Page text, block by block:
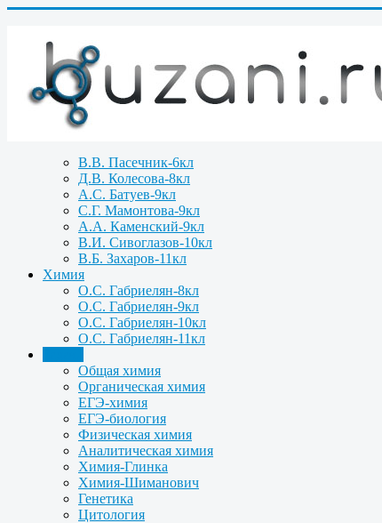
В.В. Пасечник-6кл
Д.В. Колесова-8кл
А.С. Батуев-9кл
С.Г. Мамонтова-9кл
А.А. Каменский-9кл
В.И. Сивоглазов-10кл
В.Б. Захаров-11кл
Химия
О.С. Габриелян-8кл
О.С. Габриелян-9кл
О.С. Габриелян-10кл
О.С. Габриелян-11кл
Общая химия
Органическая химия
ЕГЭ-химия
ЕГЭ-биология
Физическая химия
Аналитическая химия
Химия-Глинка
Химия-Шиманович
Генетика
Цитология